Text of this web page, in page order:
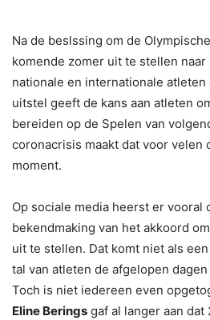
Na de beslssing om de
komende zomer uit te stellen naar
nationale en internationale
uitstel geeft de kans aan atleten
bereiden op de Spelen van
coronacrisis maakt dat voor velen
moment.
Op sociale media heerst er vooral
bekendmaking van het akkoord
uit te stellen. Dat komt niet als
tal van atleten de afgelopen
Toch is niet iedereen even
Eline Berings gaf al langer aan